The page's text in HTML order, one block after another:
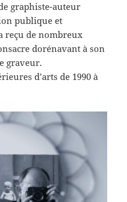
graphiste-auteur
publique et
reçu de nombreux
dorénavant à son
graveur.
d’arts de 1990 à